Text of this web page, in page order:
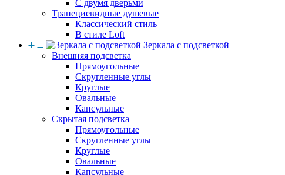
С двумя дверьми
Трапециевидные душевые
Классический стиль
В стиле Loft
Зеркала с подсветкой
Внешняя подсветка
Прямоугольные
Скругленные углы
Круглые
Овальные
Капсульные
Скрытая подсветка
Прямоугольные
Скругленные углы
Круглые
Овальные
Капсульные